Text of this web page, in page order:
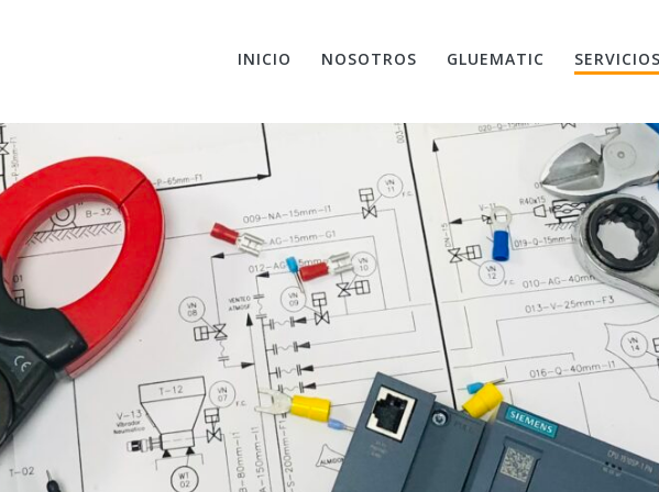
INICIO NOSOTROS GLUEMATIC SERVICIOS